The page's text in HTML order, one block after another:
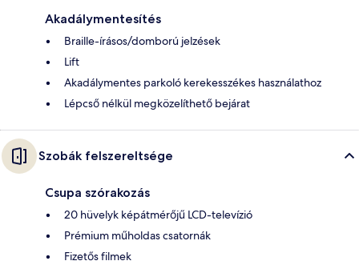
Akadálymentesítés
Braille-írásos/domború jelzések
Lift
Akadálymentes parkoló kerekesszékes használathoz
Lépcső nélkül megközelíthető bejárat
Szobák felszereltsége
Csupa szórakozás
20 hüvelyk képátmérőjű LCD-televízió
Prémium műholdas csatornák
Fizetős filmek